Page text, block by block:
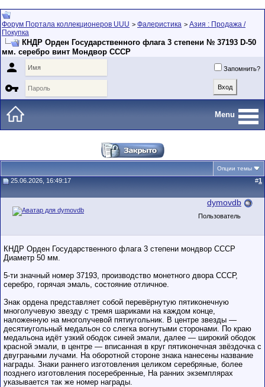
Форум Портала коллекционеров UUU > Фалеристика > Азия : Продажа /
Покупка
КНДР Орден Государственного флага 3 степени № 37193 D-50
мм. серебро винт Мондвор СССР
 Запомнить?

Menu
Опции темы
25.06.2026, 16:49:17 #1
dymovdb
Пользователь
КНДР Орден Государственного флага 3 степени мондвор СССР
Диаметр 50 мм.
5-ти значный номер 37193, производство монетного двора СССР,
серебро, горячая эмаль, состояние отличное.
Знак ордена представляет собой перевёрнутую пятиконечную
многолучевую звезду с тремя шариками на каждом конце,
наложенную на многолучевой пятиугольник. В центре звезды —
десятиугольный медальон со слегка вогнутыми сторонами. По краю
медальона идёт узкий ободок синей эмали, далее — широкий ободок
красной эмали, в центре — вписанная в круг пятиконечная звёздочка с
двуграными лучами. На оборотной стороне знака нанесены название
награды. Знаки раннего изготовления целиком серебряные, более
позднего изготовления посеребренные, На ранних экземплярах
указывается так же номер награды.